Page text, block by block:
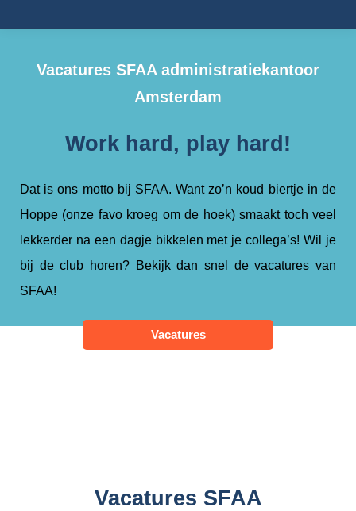
Vacatures SFAA administratiekantoor
Amsterdam
Work hard, play hard!
Dat is ons motto bij SFAA. Want zo’n koud biertje in de
Hoppe (onze favo kroeg om de hoek) smaakt toch veel
lekkerder na een dagje bikkelen met je collega’s! Wil je
bij de club horen? Bekijk dan snel de vacatures van
SFAA!
Vacatures
Vacatures SFAA